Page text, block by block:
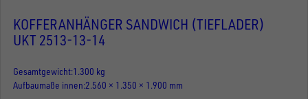
KOFFERANHÄNGER SANDWICH (TIEFLADER)
UKT 2513-13-14
Gesamtgewicht 1.300 kg
Aufbaumaße innen 2.560 × 1.350 × 1.900 mm